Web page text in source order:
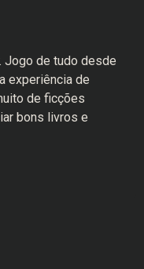
Jogo de tudo desde
experiência de
de ficções
bons livros e